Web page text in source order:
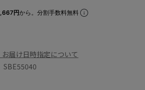
円から。分割手数料無料
届け日時指定について